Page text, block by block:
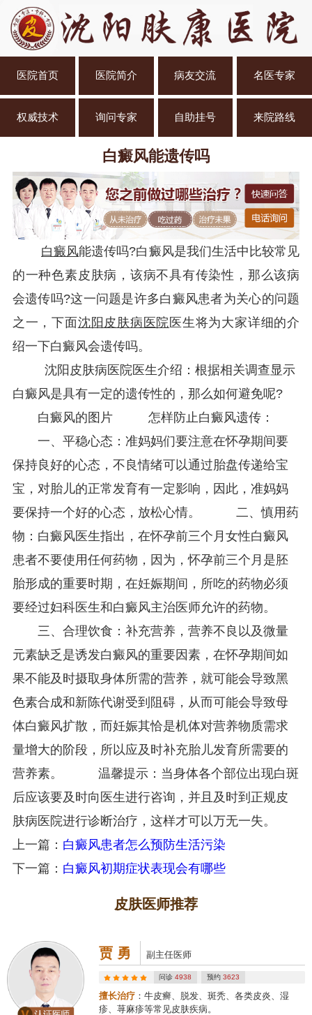
医院首页 医院简介 病友交流 名医专家
权威技术 询问专家 自助挂号 来院路线
白癜风能遗传吗
白癜风能遗传吗?白癜风是我们生活中比较常见
的一种色素皮肤病，该病不具有传染性，那么该病
会遗传吗?这一问题是许多白癜风患者为关心的问题
之一，下面沈阳皮肤病医院医生将为大家详细的介
绍一下白癜风会遗传吗。
沈阳皮肤病医院医生介绍：根据相关调查显示
白癜风是具有一定的遗传性的，那么如何避免呢?
白癜风的图片 怎样防止白癜风遗传：
一、平稳心态：准妈妈们要注意在怀孕期间要
保持良好的心态，不良情绪可以通过胎盘传递给宝
宝，对胎儿的正常发育有一定影响，因此，准妈妈
要保持一个好的心态，放松心情。 二、慎用药
物：白癜风医生指出，在怀孕前三个月女性白癜风
患者不要使用任何药物，因为，怀孕前三个月是胚
胎形成的重要时期，在妊娠期间，所吃的药物必须
要经过妇科医生和白癜风主治医师允许的药物。
三、合理饮食：补充营养，营养不良以及微量
元素缺乏是诱发白癜风的重要因素，在怀孕期间如
果不能及时摄取身体所需的营养，就可能会导致黑
色素合成和新陈代谢受到阻碍，从而可能会导致母
体白癜风扩散，而妊娠其恰是机体对营养物质需求
量增大的阶段，所以应及时补充胎儿发育所需要的
营养素。 温馨提示：当身体各个部位出现白斑
后应该要及时向医生进行咨询，并且及时到正规皮
肤病医院进行诊断治疗，这样才可以万无一失。
上一篇： 白癜风患者怎么预防生活污染
下一篇： 白癜风初期症状表现会有哪些
皮肤医师推荐
贾 勇 副主任医师
问诊4938 预约 3623
擅长治疗 ：牛皮癣、脱发、斑秃、各类皮炎、湿
疹、荨麻疹等常见皮肤疾病。